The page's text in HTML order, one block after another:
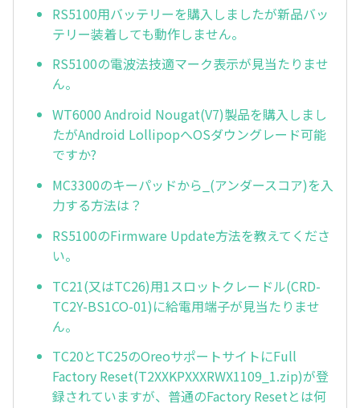
RS5100用バッテリーを購入しましたが新品バッ
テリー装着しても動作しません。
RS5100の電波法技適マーク表示が見当たりませ
ん。
WT6000 Android Nougat(V7)製品を購入しまし
たがAndroid LollipopへOSダウングレード可能
ですか?
MC3300のキーパッドから_(アンダースコア)を入
力する方法は？
RS5100のFirmware Update方法を教えてくださ
い。
TC21(又はTC26)用1スロットクレードル(CRD-
TC2Y-BS1CO-01)に給電用端子が見当たりませ
ん。
TC20とTC25のOreoサポートサイトにFull
Factory Reset(T2XXKPXXXRWX1109_1.zip)が登
録されていますが、普通のFactory Resetとは何